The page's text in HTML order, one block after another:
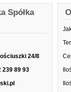
Spółka
24/8
239 89 93